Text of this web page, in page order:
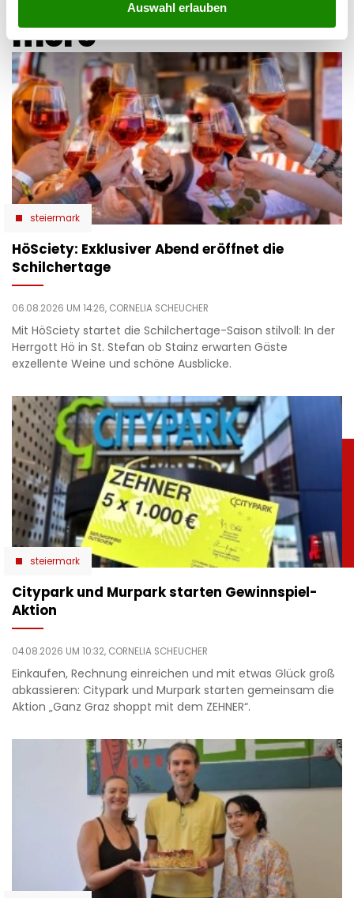
Auswahl erlauben
more
steiermark
HöSciety: Exklusiver Abend eröffnet die
Schilchertage
06.08.2026 UM 14:26, CORNELIA SCHEUCHER
Mit HöSciety startet die Schilchertage-Saison stilvoll: In der
Herrgott Hö in St. Stefan ob Stainz erwarten Gäste
exzellente Weine und schöne Ausblicke.
steiermark
Citypark und Murpark starten Gewinnspiel-
Aktion
04.08.2026 UM 10:32, CORNELIA SCHEUCHER
Einkaufen, Rechnung einreichen und mit etwas Glück groß
abkassieren: Citypark und Murpark starten gemeinsam die
Aktion „Ganz Graz shoppt mit dem ZEHNER“.